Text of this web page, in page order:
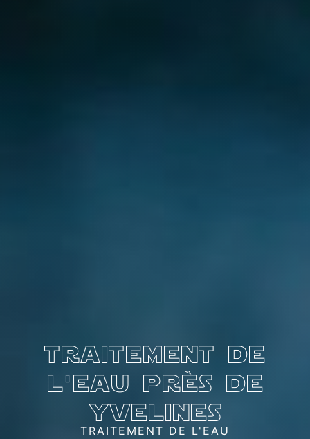
traitement de
l'eau près de
yvelines
TRAITEMENT DE L'EAU